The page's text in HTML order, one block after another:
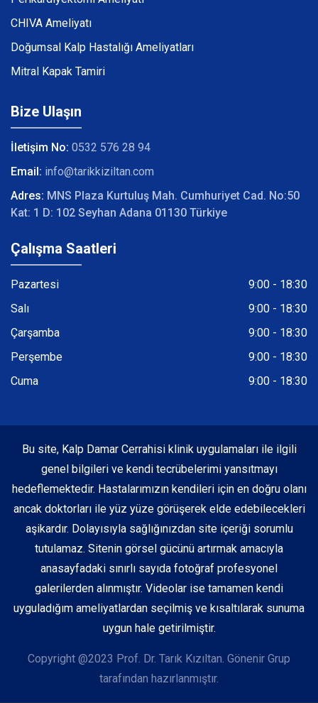
CHIVA Ameliyatı
Doğumsal Kalp Hastalığı Ameliyatları
Mitral Kapak Tamiri
Bize Ulaşın
İletişim No: 0532 576 28 94
Email: info@tarikkiziltan.com
Adres: MNS Plaza Kurtuluş Mah. Cumhuriyet Cad. No:50
Kat: 1 D: 102 Seyhan Adana 01130 Türkiye
Çalışma Saatleri
Pazartesi
9:00 - 18:30
Salı
9:00 - 18:30
Çarşamba
9:00 - 18:30
Perşembe
9:00 - 18:30
Cuma
9:00 - 18:30
Bu site, Kalp Damar Cerrahisi klinik uygulamaları ile ilgili
genel bilgileri ve kendi tecrübelerimi yansıtmayı
hedeflemektedir. Hastalarımızın kendileri için en doğru olanı
ancak doktorları ile yüz yüze görüşerek elde edebilecekleri
aşikardır. Dolayısıyla sağlığınızdan site içeriği sorumlu
tutulamaz. Sitenin görsel gücünü artırmak amacıyla
anasayfadaki sınırlı sayıda fotoğraf profesyonel
galerilerden alınmıştır. Videolar ise tamamen kendi
uyguladığım ameliyatlardan seçilmiş ve kısaltılarak sunuma
uygun hale getirilmiştir.
Copyright @2023 Prof. Dr. Tarık Kızıltan. Gönenir Grup
tarafından hazırlanmıştır.